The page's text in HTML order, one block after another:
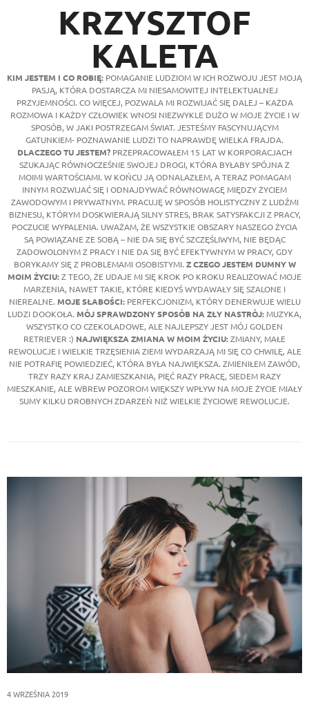
KRZYSZTOF
KALETA
KIM JESTEM I CO ROBIĘ: POMAGANIE LUDZIOM W ICH ROZWOJU JEST MOJĄ
PASJĄ, KTÓRA DOSTARCZA MI NIESAMOWITEJ INTELEKTUALNEJ
PRZYJEMNOŚCI. CO WIĘCEJ, POZWALA MI ROZWIJAĆ SIĘ DALEJ – KAŻDA
ROZMOWA I KAŻDY CZŁOWIEK WNOSI NIEZWYKLE DUŻO W MOJE ŻYCIE I W
SPOSÓB, W JAKI POSTRZEGAM ŚWIAT. JESTEŚMY FASCYNUJĄCYM
GATUNKIEM- POZNAWANIE LUDZI TO NAPRAWDĘ WIELKA FRAJDA.
DLACZEGO TU JESTEM? PRZEPRACOWAŁEM 15 LAT W KORPORACJACH
SZUKAJĄC RÓWNOCZEŚNIE SWOJEJ DROGI, KTÓRA BYŁABY SPÓJNA Z
MOIMI WARTOŚCIAMI. W KOŃCU JĄ ODNALAZŁEM, A TERAZ POMAGAM
INNYM ROZWIJAĆ SIĘ I ODNAJDYWAĆ RÓWNOWAGĘ MIĘDZY ŻYCIEM
ZAWODOWYM I PRYWATNYM. PRACUJĘ W SPOSÓB HOLISTYCZNY Z LUDŹMI
BIZNESU, KTÓRYM DOSKWIERAJĄ SILNY STRES, BRAK SATYSFAKCJI Z PRACY,
POCZUCIE WYPALENIA. UWAŻAM, ŻE WSZYSTKIE OBSZARY NASZEGO ŻYCIA
SĄ POWIĄZANE ZE SOBĄ – NIE DA SIĘ BYĆ SZCZĘŚLIWYM, NIE BĘDĄC
ZADOWOLONYM Z PRACY I NIE DA SIĘ BYĆ EFEKTYWNYM W PRACY, GDY
BORYKAMY SIĘ Z PROBLEMAMI OSOBISTYMI. Z CZEGO JESTEM DUMNY W
MOIM ŻYCIU:Z TEGO, ŻE UDAJE MI SIĘ KROK PO KROKU REALIZOWAĆ MOJE
MARZENIA, NAWET TAKIE, KTÓRE KIEDYŚ WYDAWAŁY SIĘ SZALONE I
NIEREALNE. MOJE SŁABOŚCI:PERFEKCJONIZM, KTÓRY DENERWUJE WIELU
LUDZI DOOKOŁA. MÓJ SPRAWDZONY SPOSÓB NA ZŁY NASTRÓJ: MUZYKA,
WSZYSTKO CO CZEKOLADOWE, ALE NAJLEPSZY JEST MÓJ GOLDEN
RETRIEVER :) NAJWIĘKSZA ZMIANA W MOIM ŻYCIU:ZMIANY, MAŁE
REWOLUCJE I WIELKIE TRZĘSIENIA ZIEMI WYDARZAJĄ MI SIĘ CO CHWILĘ, ALE
NIE POTRAFIĘ POWIEDZIEĆ, KTÓRA BYŁA NAJWIĘKSZA. ZMIENIŁEM ZAWÓD,
TRZY RAZY KRAJ ZAMIESZKANIA, PIĘĆ RAZY PRACĘ, SIEDEM RAZY
MIESZKANIE, ALE WBREW POZOROM WIĘKSZY WPŁYW NA MOJE ŻYCIE MIAŁY
SUMY KILKU DROBNYCH ZDARZEŃ NIŻ WIELKIE ŻYCIOWE REWOLUCJE.
4 WRZEŚNIA 2019